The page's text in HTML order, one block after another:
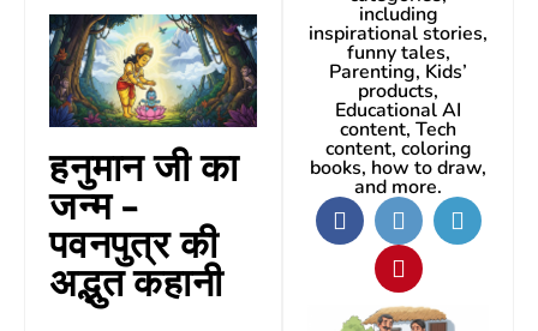
हनुमान जी का
जन्म –
पवनपुत्र की
अद्भुत कहानी
including
inspirational stories,
funny tales,
Parenting, Kids’
products,
Educational AI
content, Tech
content, coloring
books, how to draw,
and more.